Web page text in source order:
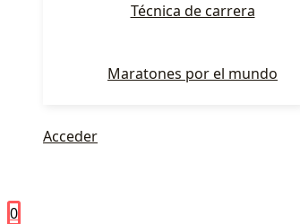
Técnica de carrera
Maratones por el mundo
Acceder
0